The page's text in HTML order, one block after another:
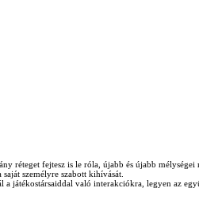
réteget fejtesz is le róla, újabb és újabb
személyre szabott kihívását.
játékostársaiddal való interakciókra, legyen az